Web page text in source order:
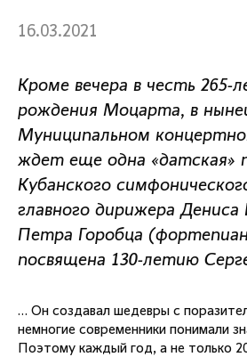
16.03.2021
Кроме вечера в честь 265-
рождения Моцарта, в
Муниципальном
ждет еще одна «датская»
Кубанского
главного дирижера Дениса
Петра Горобца
посвящена 130-летию
… Он создавал шедевры с
немногие современники понимали
Поэтому каждый год, а не только